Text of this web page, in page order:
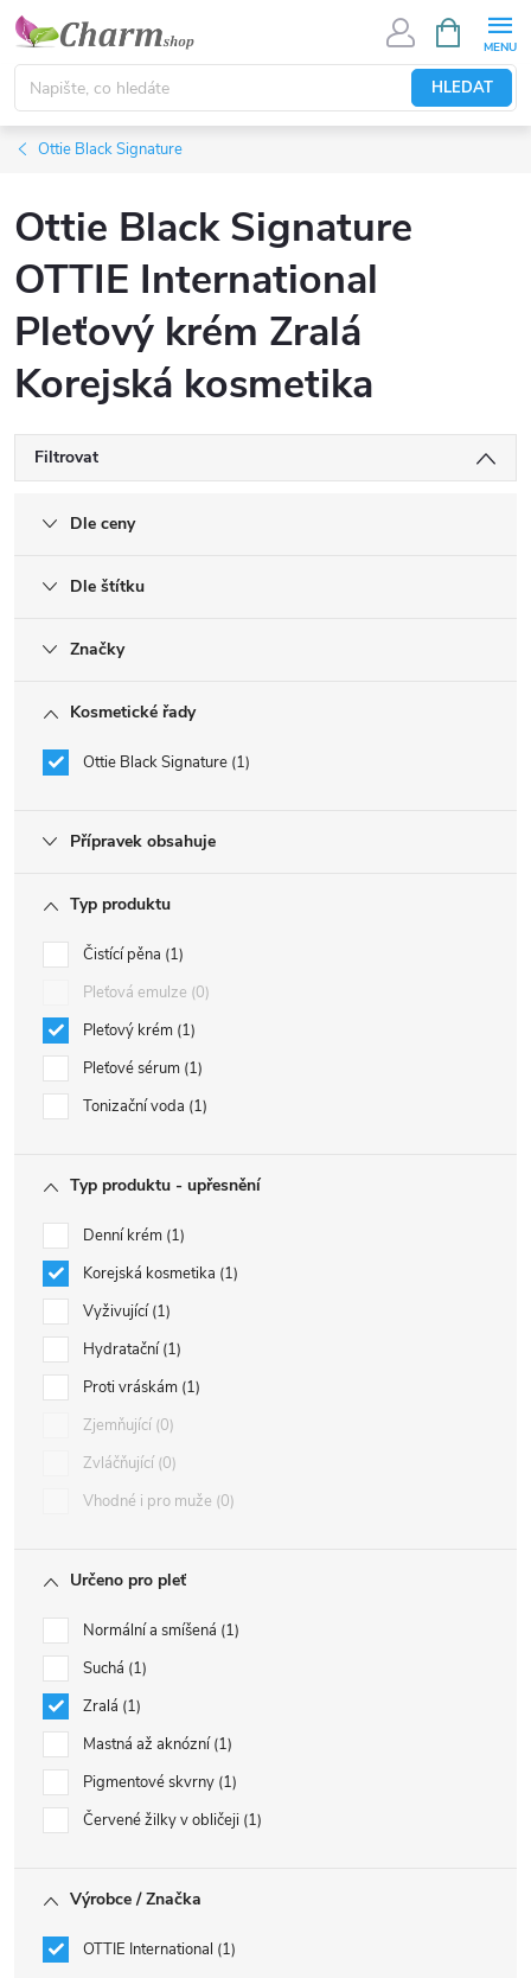
Přejít
obsah
HLEDAT
NÁKUPNÍ
KOŠÍK
Ottie Black Signature
Ottie Black Signature
OTTIE International
Pleťový krém Zralá
Korejská kosmetika
Filtrovat
Dle ceny
Dle štítku
Značky
Kosmetické řady
Ottie Black Signature 1
Přípravek obsahuje
Typ produktu
Čistící pěna 1
Pleťová emulze 0
Pleťový krém 1
Pleťové sérum 1
Tonizační voda 1
Typ produktu - upřesnění
Denní krém 1
Korejská kosmetika 1
Vyživující 1
Hydratační 1
Proti vráskám 1
Zjemňující 0
Zvláčňující 0
Vhodné i pro muže 0
Určeno pro pleť
Normální a smíšená 1
Suchá 1
Zralá 1
Mastná až aknózní 1
Pigmentové skvrny 1
Červené žilky v obličeji 1
Výrobce / Značka
OTTIE International 1